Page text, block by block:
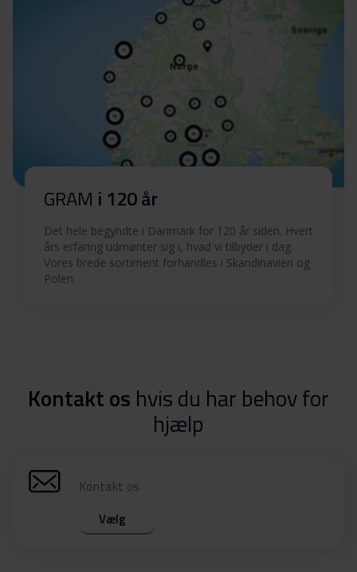
GRAM i 120 år
Det hele begyndte i Danmark for 120 år siden. Hvert
års erfaring udmønter sig i, hvad vi tilbyder i dag.
Vores brede sortiment forhandles i Skandinavien og
Polen.
Kontakt os hvis du har behov for
hjælp
Kontakt os
Vælg